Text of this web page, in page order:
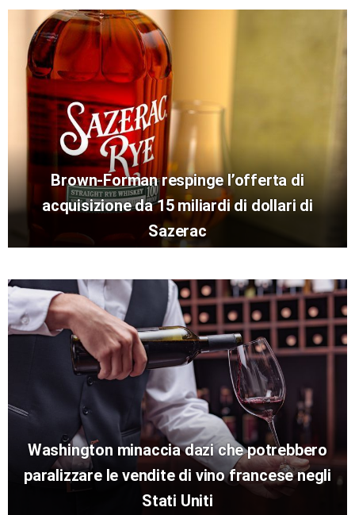
Brown-Forman respinge l’offerta di
acquisizione da 15 miliardi di dollari di
Sazerac
Washington minaccia dazi che potrebbero
paralizzare le vendite di vino francese negli
Stati Uniti